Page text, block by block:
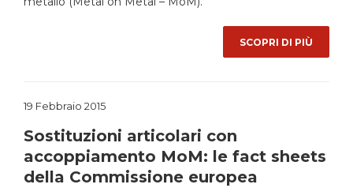
SCOPRI DI PIÙ
19 Febbraio 2015
Sostituzioni articolari con
accoppiamento MoM: le fact sheets
della Commissione europea